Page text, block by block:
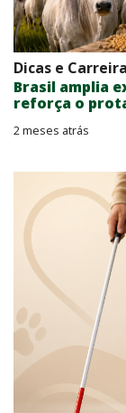
Dicas e Carreira
Brasil amplia
reforça o
2 meses atrás